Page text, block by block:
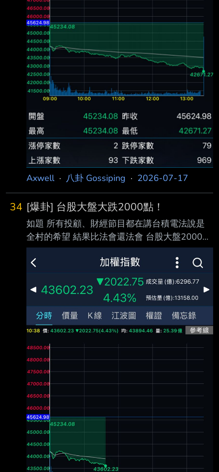
Axwell· 八卦 Gossiping · 2026-07-17
34 [爆卦] 台股大盤大跌2000點！
如題 所有投顧、財經節目都在講台積電法說是
全村的希望 結果比法會還法會 台股大盤2000點
招待 今天韓國沒開盤 不能牽拖給韓股了
https://i.mopix.cc/KypAIO.jpg 之前行情有多爽
現在就有多痛苦QQ 大盤兩千 誰的功勞 --